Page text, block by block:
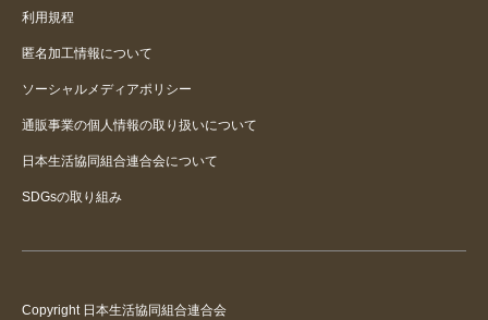
利用規程
匿名加工情報について
ソーシャルメディアポリシー
通販事業の個人情報の取り扱いについて
日本生活協同組合連合会について
SDGsの取り組み
Copyright 日本生活協同組合連合会